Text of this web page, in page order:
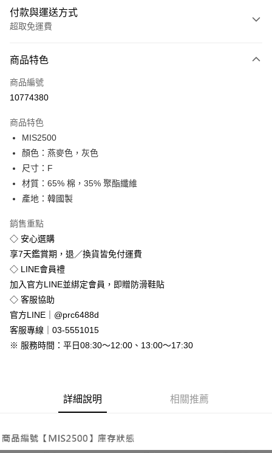
付款與運送方式
超取免運費
信用卡一次付款
超商取貨付款
Apple Pay
街口支付
悠遊付
Google Pay
全盈+PAY
運送方式
全家付款取貨
免運費
付款後全家取貨
免運費
7-11付款取貨
商品特色
商品編號
10774380
商品特色
MIS2500
顏色：燕麥色，灰色
尺寸：F
材質：65% 棉，35% 聚酯纖維
產地：韓國製
銷售重點
◇ 安心選購
享7天鑑賞期，退／換貨皆免付運費
◇ LINE會員禮
加入官方LINE並綁定會員，即贈防滑鞋貼
◇ 客服協助
官方LINE｜@prc6488d
客服專線｜03-5551015
※ 服務時間：平日08:30～12:00、13:00～17:30
詳細說明 相關推薦